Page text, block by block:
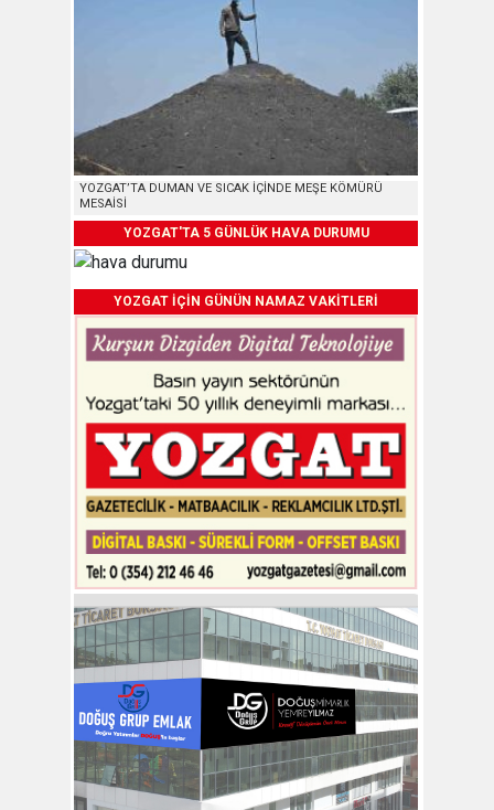
YOZGAT’TA DUMAN VE SICAK İÇİNDE MEŞE KÖMÜRÜ
MESAİSİ
YOZGAT'TA 5 GÜNLÜK HAVA DURUMU
YOZGAT İÇİN GÜNÜN NAMAZ VAKİTLERİ